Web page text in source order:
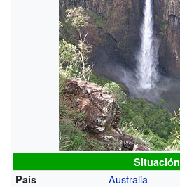
Situación
País
Australia